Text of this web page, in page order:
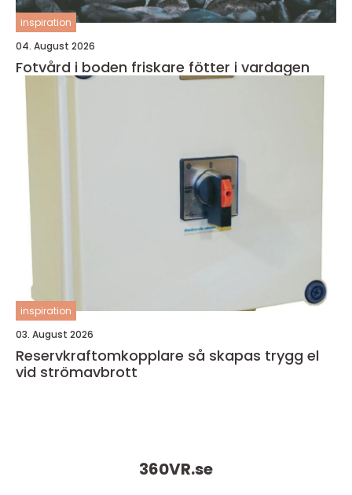
inspiration
04. August 2026
Fotvård i boden friskare fötter i vardagen
inspiration
03. August 2026
Reservkraftomkopplare så skapas trygg el
vid strömavbrott
360VR.se